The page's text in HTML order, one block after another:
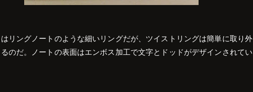
はリングノートのような細いリングだが、ツイストリングは簡単に取り外
るのだ。ノートの表面はエンボス加工で文字とドッドがデザインされてい